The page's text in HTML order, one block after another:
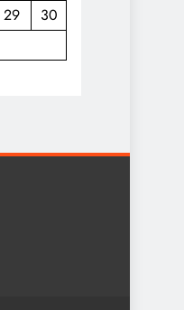
29
30